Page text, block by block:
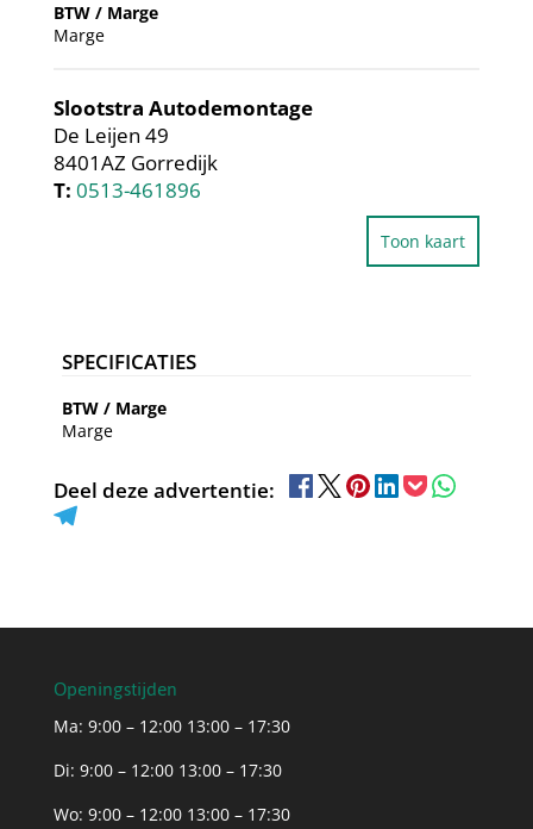
BTW / Marge
Marge
Slootstra Autodemontage
De Leijen 49
8401AZ Gorredijk
T: 0513-461896
Toon kaart
SPECIFICATIES
BTW / Marge
Marge
Deel deze advertentie:
Openingstijden
Ma: 9:00 – 12:00 13:00 – 17:30
Di: 9:00 – 12:00 13:00 – 17:30
Wo: 9:00 – 12:00 13:00 – 17:30